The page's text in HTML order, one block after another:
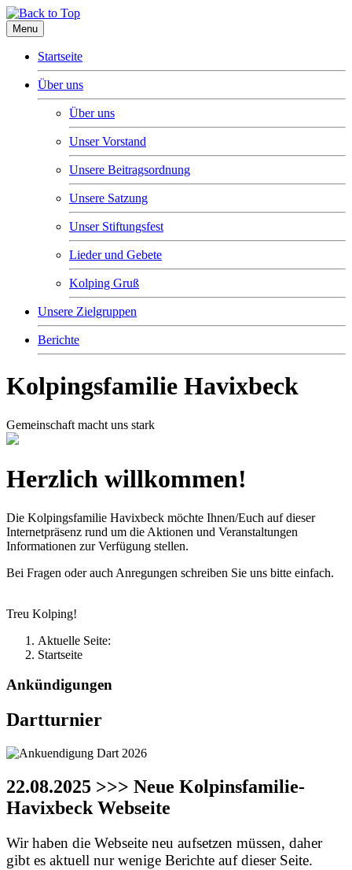
Menu
Startseite
Über uns
Über uns
Unser Vorstand
Unsere Beitragsordnung
Unsere Satzung
Unser Stiftungsfest
Lieder und Gebete
Kolping Gruß
Unsere Zielgruppen
Berichte
Kolpingsfamilie Havixbeck
Gemeinschaft macht uns stark
Herzlich willkommen!
Die Kolpingsfamilie Havixbeck möchte Ihnen/Euch auf dieser
Internetpräsenz rund um die Aktionen und Veranstaltungen
Informationen zur Verfügung stellen.
Bei Fragen oder auch Anregungen schreiben Sie uns bitte einfach.
Treu Kolping!
Aktuelle Seite:
Startseite
Ankündigungen
Dartturnier
22.08.2025 >>> Neue Kolpinsfamilie-
Havixbeck Webseite
Wir haben die Webseite neu aufsetzen müssen, daher
gibt es aktuell nur wenige Berichte auf dieser Seite.